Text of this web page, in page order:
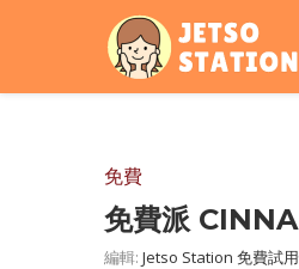
免費
免費派
編輯: Jetso Station 免費試